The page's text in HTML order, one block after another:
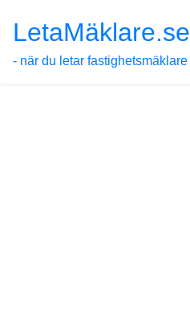
LetaMäklare.se
- när du letar fastighetsmäklare